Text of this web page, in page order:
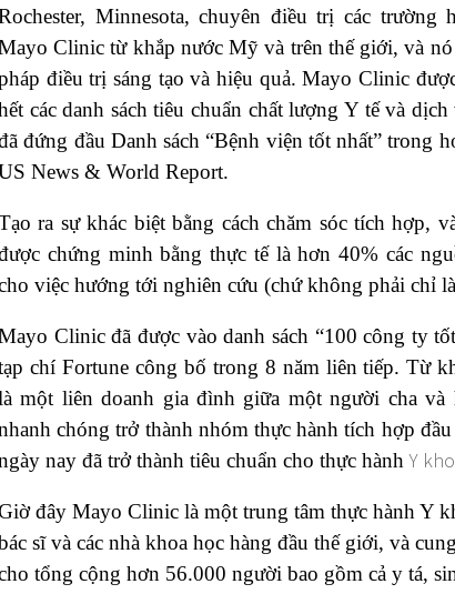
Minnesota, chuyên điều trị các
Clinic từ khắp nước Mỹ và trên thế giới, và
điều trị sáng tạo và hiệu quả. Mayo Clinic
các danh sách tiêu chuẩn chất lượng Y tế và
đứng đầu Danh sách “Bệnh viện tốt nhất” trong
News & World Report.
ra sự khác biệt bằng cách chăm sóc tích hợp,
chứng minh bằng thực tế là hơn 40% các
việc hướng tới nghiên cứu (chứ không phải chỉ
Clinic đã được vào danh sách “100 công ty
chí Fortune công bố trong 8 năm liên tiếp. Từ
một liên doanh gia đình giữa một người cha
chóng trở thành nhóm thực hành tích hợp
nay đã trở thành tiêu chuẩn cho thực hànhY
đây Mayo Clinic là một trung tâm thực hành Y
sĩ và các nhà khoa học hàng đầu thế giới, và
tổng cộng hơn 56.000 người bao gồm cả y tá,